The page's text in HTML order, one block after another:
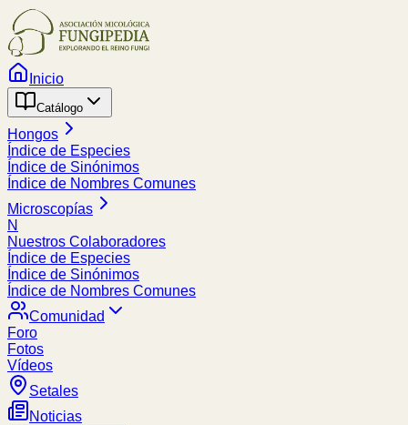
Inicio
Catálogo
Hongos
Índice de Especies
Índice de Sinónimos
Índice de Nombres Comunes
Microscopías
N
Nuestros Colaboradores
Índice de Especies
Índice de Sinónimos
Índice de Nombres Comunes
Comunidad
Foro
Fotos
Vídeos
Setales
Noticias